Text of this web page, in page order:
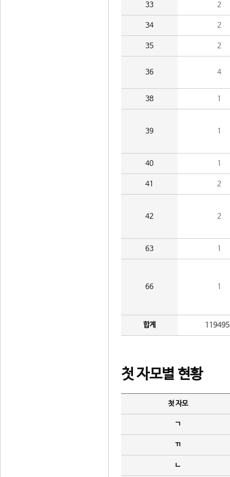
33 2
34 2
35 2
36 4
38 1
39 1
40 1
41 2
42 2
63 1
66 1
합계
첫 자모별 현황
첫 자모
ㄱ
ㄲ
ㄴ